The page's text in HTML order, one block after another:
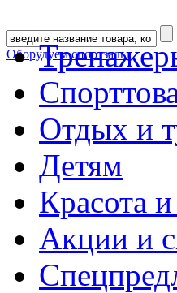
Оборудуем спортзалы
Отдых и
Детям
Красота
Акции и